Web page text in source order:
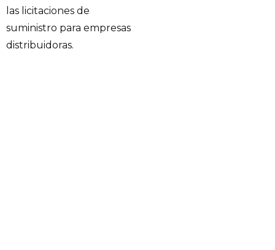
las licitaciones de
suministro para empresas
distribuidoras.